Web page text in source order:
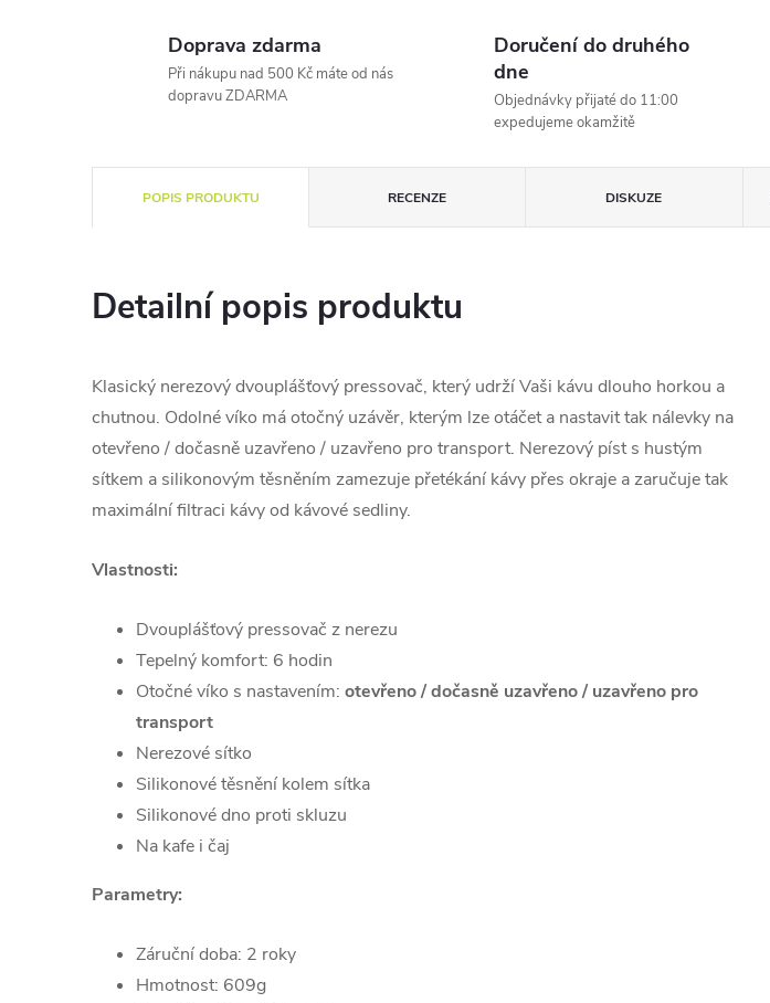
Doprava zdarma
Při nákupu nad 500 Kč máte od nás
dopravu ZDARMA
Doručení do druhého
dne
Objednávky přijaté do 11:00
expedujeme okamžitě
POPIS PRODUKTU RECENZE DISKUZE
Detailní popis produktu
Klasický nerezový dvouplášťový pressovač, který udrží Vaši kávu dlouho horkou a
chutnou. Odolné víko má otočný uzávěr, kterým lze otáčet a nastavit tak nálevky na
otevřeno / dočasně uzavřeno / uzavřeno pro transport. Nerezový píst s hustým
sítkem a silikonovým těsněním zamezuje přetékání kávy přes okraje a zaručuje tak
maximální filtraci kávy od kávové sedliny.
Vlastnosti:
Dvouplášťový pressovač z nerezu
Tepelný komfort: 6 hodin
Otočné víko s nastavením: otevřeno / dočasně uzavřeno / uzavřeno pro
transport
Nerezové sítko
Silikonové těsnění kolem sítka
Silikonové dno proti skluzu
Na kafe i čaj
Parametry:
Záruční doba: 2 roky
Hmotnost: 609g